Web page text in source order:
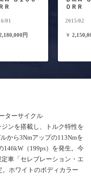
Ｒ
01
円
０ＲＲ
2015/02
￥
ターサイクル
ジンを搭載し、トルク特性を
から3Nmアップの113Nmを
146kW（199ps）を発生。今
車「セレブレーション・エ
ホワイトのボディカラー